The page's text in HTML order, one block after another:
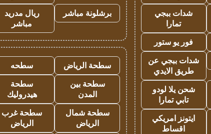
شدات ببجي
تمارا
فور يو ستور
شدات ببجي عن
طريق الايدي
شحن يلا لودو
تابي تمارا
ايتونز امريكي
اقساط
برشلونة مباشر
ريال مدريد
مباشر
سطحة الرياض
سطحه
سطحة بين
المدن
سطحة
هيدروليك
سطحة شمال
الرياض
سطحة غرب
الرياض